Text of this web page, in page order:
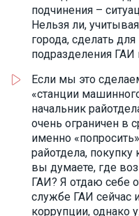
подчинения –
Нельзя ли,
города, сделать
подразделения
Если мы это
«станции
начальник
очень ограничен в
именно
райотдела,
вы думаете, где
ГАИ? Я отдаю себе
службе ГАИ сейчас
коррупции, однако